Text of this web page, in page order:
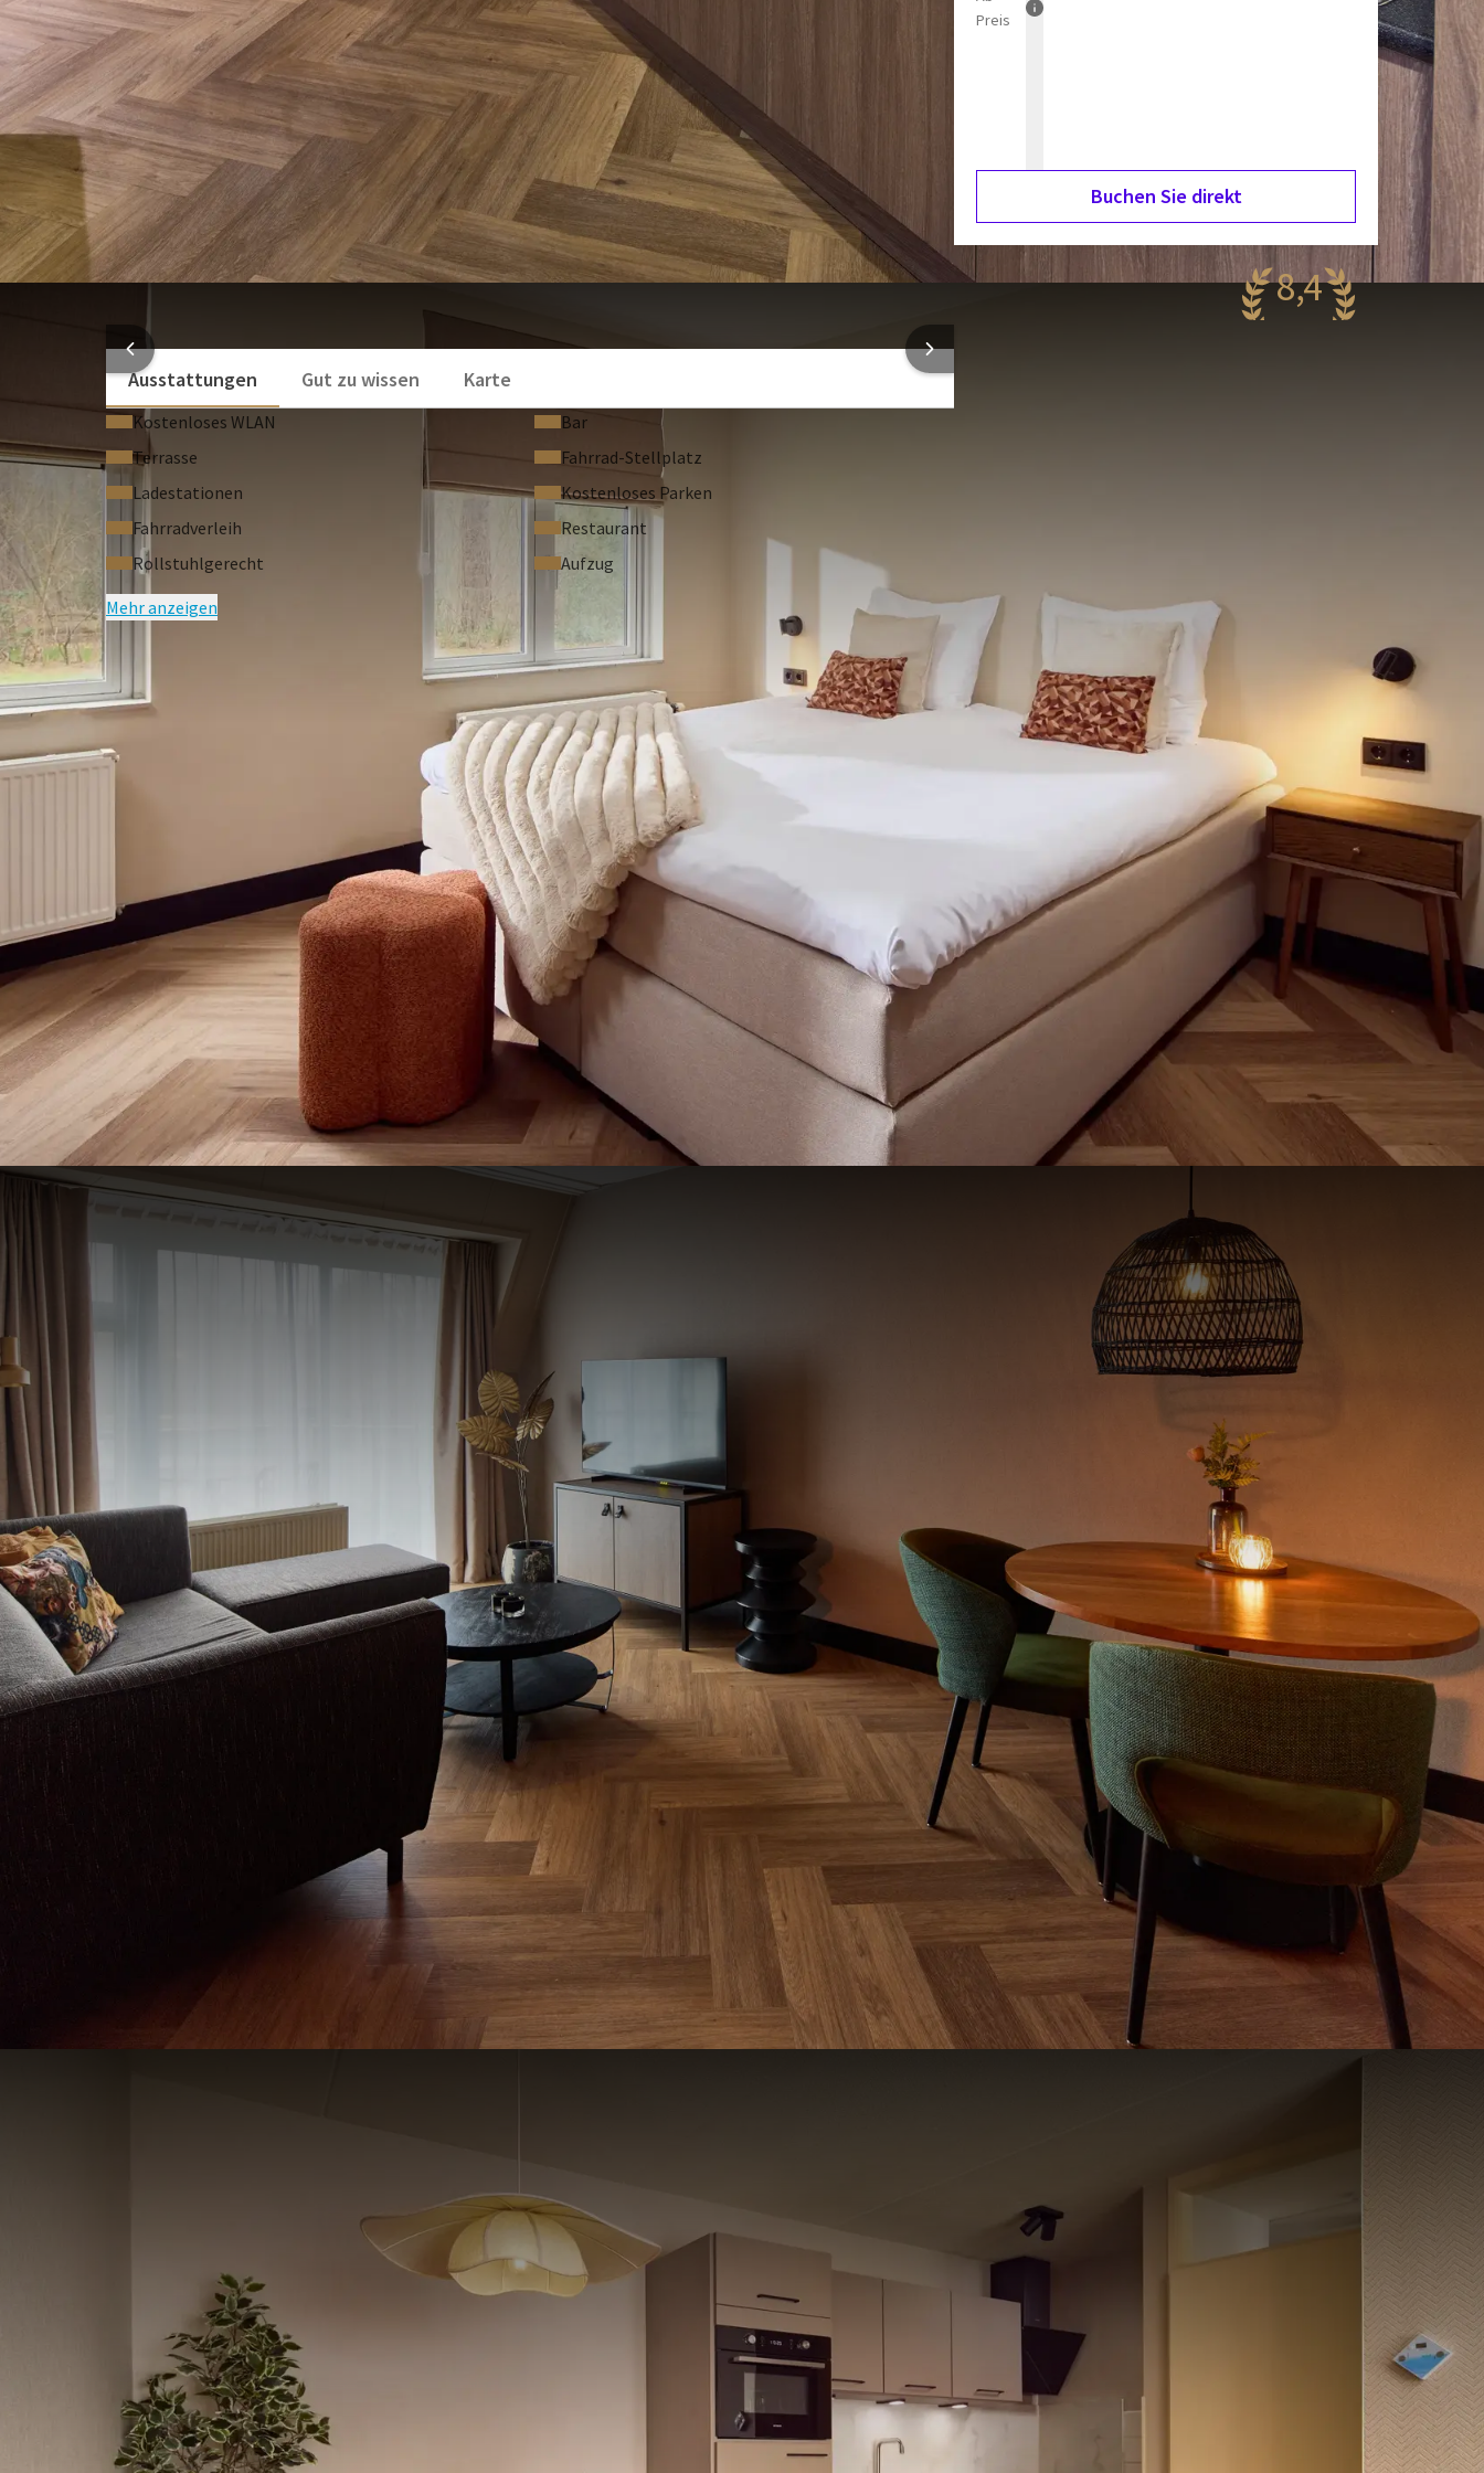
Das 40 Quadratmeter große Hotelapartment für 2 Personen bietet viel Platz. Es verfügt über ein separates
Schlafzimmer mit Doppelbett, ein Wohnzimmer mit Flachbildfernseher, einen separaten Esstisch und eine
offene Küche mit diversen Geräten. Das Badezimmer ist mit Dusche, Waschbecken und WC ausgestattet.
UND AUSSTATTUNG Das Hotelapartment befindet sich in der Apartmentanlage neben dem Hotel, am Rande
des Dennenbos. Der gleiche Einrichtungsstil wie im Hotel wurde auch in diesem gemütlichen Apartment
fortgeführt. Genießen Sie das authentische Van der Valk-Feeling und gleichzeitig die praktischen Vorteile einer
Wohnung.
ZUSÄTZLICHE AUSSTATTUNG Zusätzlich zur Ausstattung des Apartments für 2 Personen können Sie die
Parkplätze des Van der Valk Hotel Texel – De Koog kostenlos nutzen. Sie haben keine Lust zu kochen? Dann
reservieren Sie einen Tisch im Restaurant des Van der Valk Hotel Texel – De Koog. Wir freuen uns, Sie zum
GUT ZU WISSEN
Ein Hund ist gegen eine Gebühr (15,00 € pro Hund und Nacht) im Apartment willkommen. Bitte geben Sie dies
bei der Buchung an. Reinigung, Bettwäsche, bezogene Betten und Handtücher sind inklusive. Küchentücher sind
nicht verfügbar. Rauchen ist in den Apartments nicht gestattet. Es gibt keine Klimaanlage. Auf Anfrage kann ein
Babybett im Wohnzimmer aufgestellt werden. Bitte wenden Sie sich diesbezüglich an unsere Rezeption.
NICHT INBEGRIFFEN:
Die Kurtaxe (pppn) ist zusätzlich zum Mietpreis einer Ferienwohnung zu entrichten.
RESERVIERUNG STORNIEREN?
Für unsere Hotelappartements gelten dieselben Stornierungsbedingungen wie
für die Hotelzimmer.
Preis
Buchen Sie direkt
8,4
Fantastisch
HOTELINFORMATIONEN
Ausstattungen
Gut zu wissen Karte
Kostenloses WLAN
Bar
Terrasse
Fahrrad-Stellplatz
Ladestationen
Kostenloses Parken
Fahrradverleih
Restaurant
Rollstuhlgerecht
Aufzug
Mehr anzeigen